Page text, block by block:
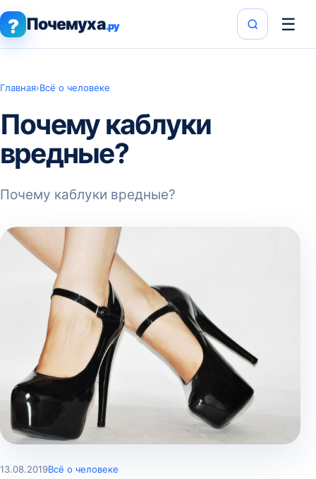
? Почемуха.ру ☰
Главная›Всё о человеке
Почему каблуки
вредные?
Почему каблуки вредные?
13.08.2019Всё о человеке